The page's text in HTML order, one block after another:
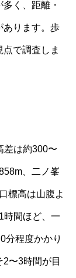
く、距離・
あります。歩
で調査しま
差は約300〜
、二ノ峯
標高は山腹よ
時間ほど、一
分程度かかり
〜3時間が目